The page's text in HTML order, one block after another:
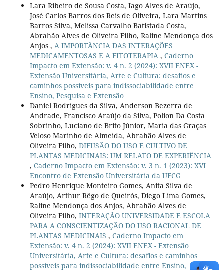
Lara Ribeiro de Sousa Costa, Iago Alves de Araújo,
José Carlos Barros dos Reis de Oliveira, Lara Martins
Barros Silva, Melissa Carvalho Batistada Costa,
Abrahão Alves de Oliveira Filho, Raline Mendonça dos
Anjos , A IMPORTÂNCIA DAS INTERAÇÕES
MEDICAMENTOSAS E A FITOTERAPIA , Caderno
Impacto em Extensão: v. 4 n. 2 (2024): XVII ENEX -
Extensão Universitária, Arte e Cultura: desafios e
caminhos possíveis para indissociabilidade entre
Ensino, Pesquisa e Extensão
Daniel Rodrigues da Silva, Anderson Bezerra de
Andrade, Francisco Araújo da Silva, Polion Da Costa
Sobrinho, Luciano de Brito Júnior, Maria das Graças
Veloso Marinho de Almeida, Abrahão Alves de
Oliveira Filho, DIFUSÃO DO USO E CULTIVO DE
PLANTAS MEDICINAIS: UM RELATO DE EXPERIÊNCIA
, Caderno Impacto em Extensão: v. 3 n. 1 (2023): XVI
Encontro de Extensão Universitária da UFCG
Pedro Henrique Monteiro Gomes, Anita Silva de
Araújo, Arthur Rêgo de Queirós, Diego Lima Gomes,
Raline Mendonça dos Anjos, Abrahão Alves de
Oliveira Filho, INTERAÇÃO UNIVERSIDADE E ESCOLA
PARA A CONSCIENTIZAÇÃO DO USO RACIONAL DE
PLANTAS MEDICINAIS , Caderno Impacto em
Extensão: v. 4 n. 2 (2024): XVII ENEX - Extensão
Universitária, Arte e Cultura: desafios e caminhos
possíveis para indissociabilidade entre Ensino,